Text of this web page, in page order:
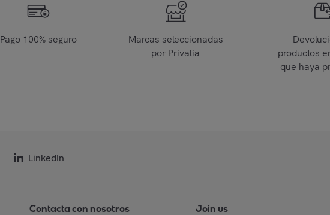
Pago 100% seguro
Marcas seleccionadas
por Privalia
productos
que haya
LinkedIn
Contacta con nosotros Join us